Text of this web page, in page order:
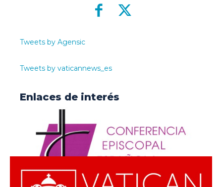
Tweets by Agensic
Tweets by vaticannews_es
Enlaces de interés